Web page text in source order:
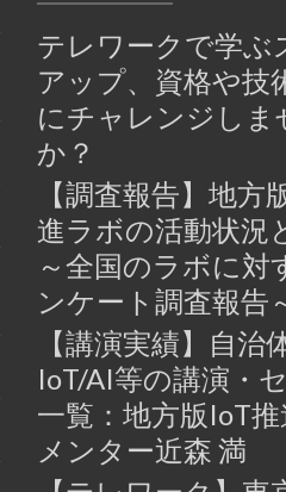
テレワークで学ぶ
アップ、資格や技
にチャレンジしま
か？
【調査報告】地方
進ラボの活動状況
～全国のラボに対
ンケート調査報告
【講演実績】自治
IoT/AI等の講演・
一覧：地方版IoT
メンター近森 満